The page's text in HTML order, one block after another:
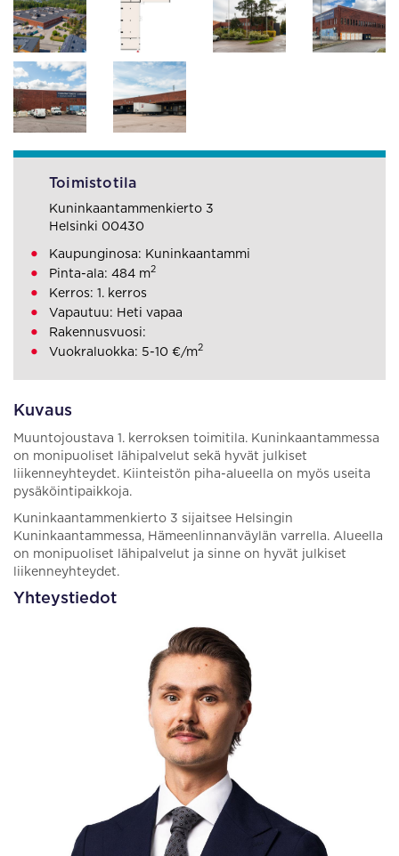
Kuvaus
Muuntojoustava 1. kerroksen toimitila. Kuninkaantammessa
on monipuoliset lähipalvelut sekä hyvät julkiset
liikenneyhteydet. Kiinteistön piha-alueella on myös useita
pysäköintipaikkoja.
Kuninkaantammenkierto 3 sijaitsee Helsingin
Kuninkaantammessa, Hämeenlinnanväylän varrella. Alueella
on monipuoliset lähipalvelut ja sinne on hyvät julkiset
liikenneyhteydet.
Yhteystiedot
Toimistotila
Kuninkaantammenkierto 3
Helsinki 00430
Kaupunginosa: Kuninkaantammi
Pinta-ala: 484 m2
Kerros: 1. kerros
Vapautuu: Heti vapaa
Rakennusvuosi:
Vuokraluokka: 5-10 €/m2